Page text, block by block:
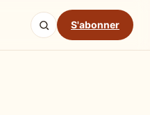
S'abonner